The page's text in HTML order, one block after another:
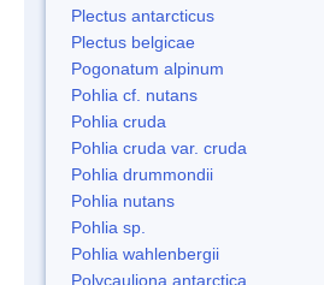
Plectus antarcticus
Plectus belgicae
Pogonatum alpinum
Pohlia cf. nutans
Pohlia cruda
Pohlia cruda var. cruda
Pohlia drummondii
Pohlia nutans
Pohlia sp.
Pohlia wahlenbergii
Polycauliona antarctica